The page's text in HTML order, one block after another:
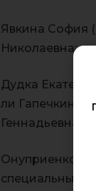
Явкина София
Николаевна;
Дудка
ли Гапечкина
Геннадьевна;
Онуприенко
специальный